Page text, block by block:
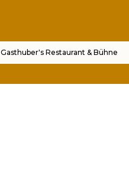
Gasthuber's Restaurant & Bühne